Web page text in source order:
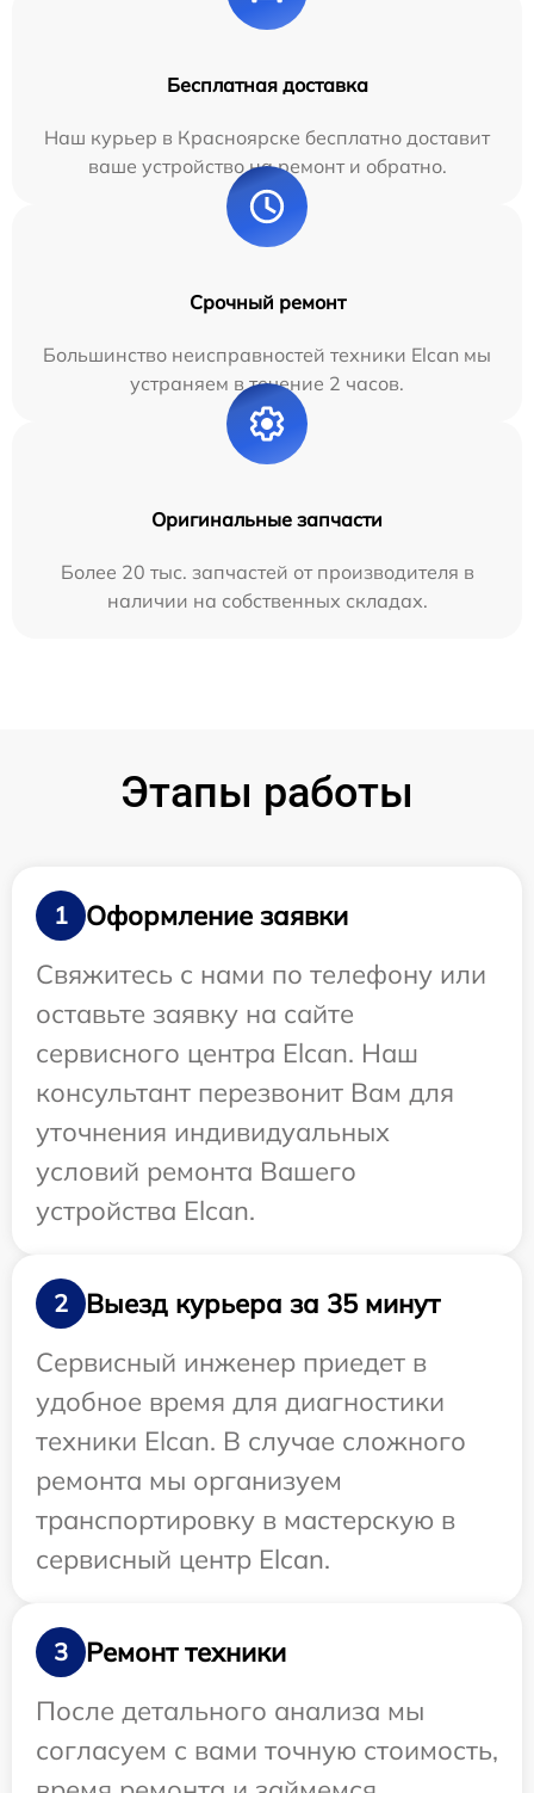
Бесплатная доставка
Наш курьер в Красноярске бесплатно доставит
ваше устройство на ремонт и обратно.
Срочный ремонт
Большинство неисправностей техники Elcan мы
устраняем в течение 2 часов.
Оригинальные запчасти
Более 20 тыс. запчастей от производителя в
наличии на собственных складах.
Этапы работы
1
Оформление заявки
Свяжитесь с нами по телефону или
оставьте заявку на сайте
сервисного центра Elcan. Наш
консультант перезвонит Вам для
уточнения индивидуальных
условий ремонта Вашего
устройства Elcan.
2
Выезд курьера за 35 минут
Сервисный инженер приедет в
удобное время для диагностики
техники Elcan. В случае сложного
ремонта мы организуем
транспортировку в мастерскую в
сервисный центр Elcan.
3
Ремонт техники
После детального анализа мы
согласуем с вами точную стоимость,